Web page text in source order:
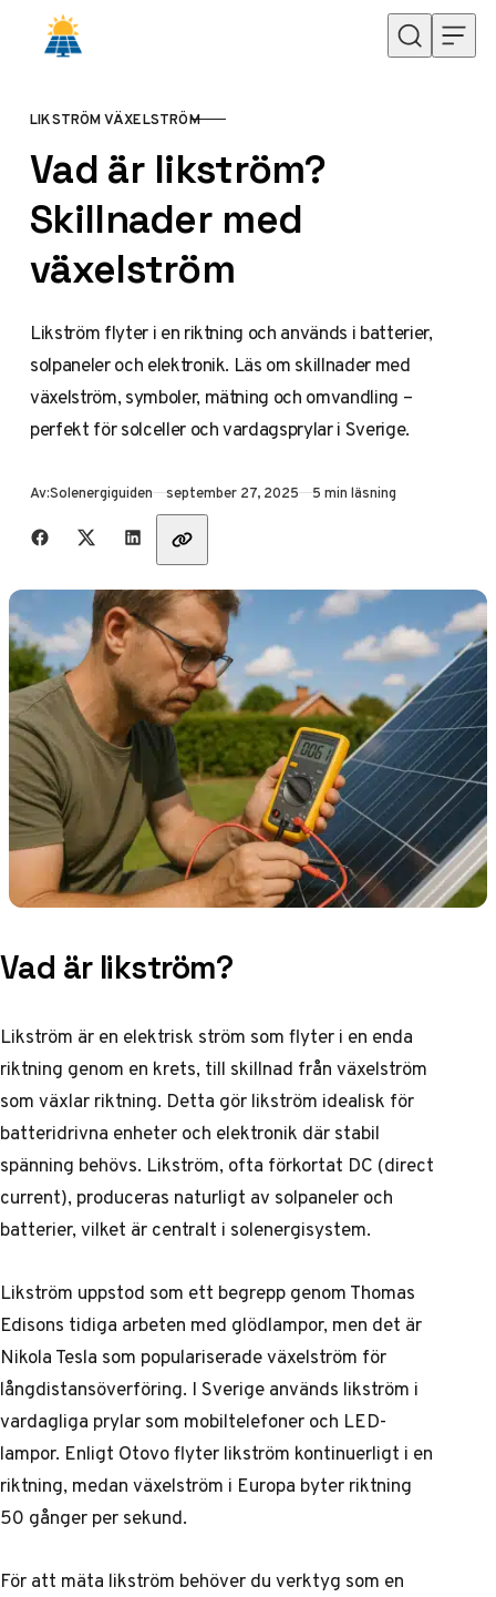
Hoppa till innehåll
KATEGORI
LIKSTRÖM VÄXELSTRÖM
Vad är likström?
Skillnader med
växelström
Likström flyter i en riktning och används i batterier,
solpaneler och elektronik. Läs om skillnader med
växelström, symboler, mätning och omvandling –
perfekt för solceller och vardagsprylar i Sverige.
Av:Solenergiguiden Publicerad
september 27, 2025 5 min läsning
Dela med vänner
Vad är likström?
Likström är en elektrisk ström som flyter i en enda
riktning genom en krets, till skillnad från växelström
som växlar riktning. Detta gör likström idealisk för
batteridrivna enheter och elektronik där stabil
spänning behövs. Likström, ofta förkortat DC (direct
current), produceras naturligt av solpaneler och
batterier, vilket är centralt i solenergisystem.
Likström uppstod som ett begrepp genom Thomas
Edisons tidiga arbeten med glödlampor, men det är
Nikola Tesla som populariserade växelström för
långdistansöverföring. I Sverige används likström i
vardagliga prylar som mobiltelefoner och LED-
lampor. Enligt Otovo flyter likström kontinuerligt i en
riktning, medan växelström i Europa byter riktning
50 gånger per sekund.
För att mäta likström behöver du verktyg som en